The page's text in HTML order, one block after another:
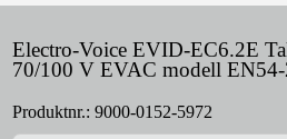
Electro-Voice EVID-EC6.2E
70/100 V EVAC modell
Produktnr.: 9000-0152-5972